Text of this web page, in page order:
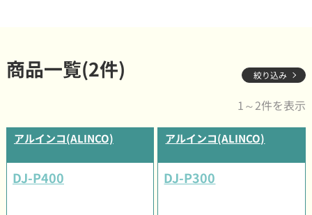
商品一覧(2件) 絞り込み
1～2件を表示
アルインコ(ALINCO)
DJ-P400
アルインコ(ALINCO)
DJ-P300